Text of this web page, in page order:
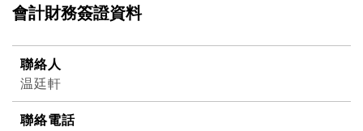
會計財務簽證資料
聯絡人
温廷軒
聯絡電話